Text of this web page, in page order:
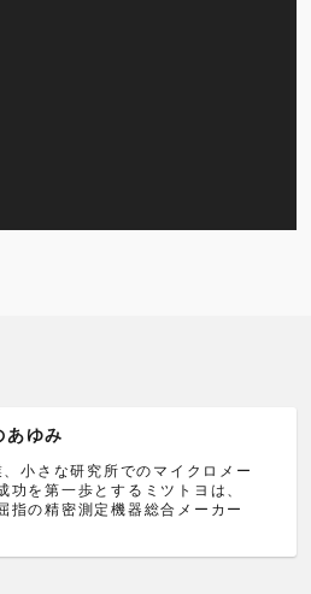
あゆみ
小さな研究所でのマイクロメー
功を第一歩とするミツトヨは、
指の精密測定機器総合メーカー